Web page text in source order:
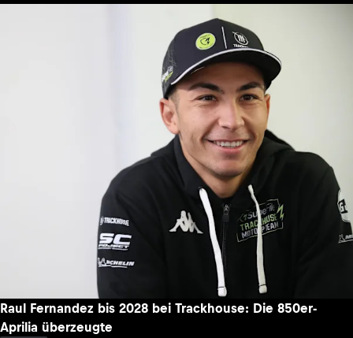
Raul Fernandez bis 2028 bei Trackhouse: Die 850er-
Aprilia überzeugte